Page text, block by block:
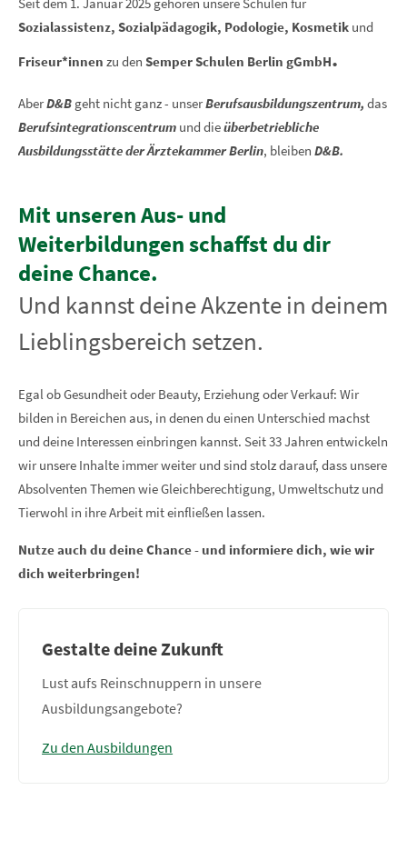
Sozialassistenz, Sozialpädagogik, Podologie, Kosmetik und
Friseur*innenzu denSemper Schulen Berlin gGmbH.
AberD&B geht nicht ganz - unserBerufsausbildungszentrum, das
Berufsintegrationscentrum und dieüberbetriebliche
Ausbildungsstätte der Ärztekammer Berlin, bleibenD&B.
Mit unseren Aus- und
Weiterbildungen schaffst du dir
deine Chance.
Und kannst deine Akzente in deinem
Lieblingsbereich setzen.
Egal ob Gesundheit oder Beauty, Erziehung oder Verkauf: Wir
bilden in Bereichen aus, in denen du einen Unterschied machst
und deine Interessen einbringen kannst. Seit 33 Jahren entwickeln
wir unsere Inhalte immer weiter und sind stolz darauf, dass unsere
Absolventen Themen wie Gleichberechtigung, Umweltschutz und
Tierwohl in ihre Arbeit mit einfließen lassen.
Nutze auch du deine Chance - und informiere dich, wie wir
dich weiterbringen!
Gestalte deine Zukunft
Lust aufs Reinschnuppern in unsere
Ausbildungsangebote?
Zu den Ausbildungen